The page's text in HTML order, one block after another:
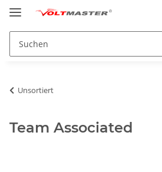
Unsortiert
Team Associated